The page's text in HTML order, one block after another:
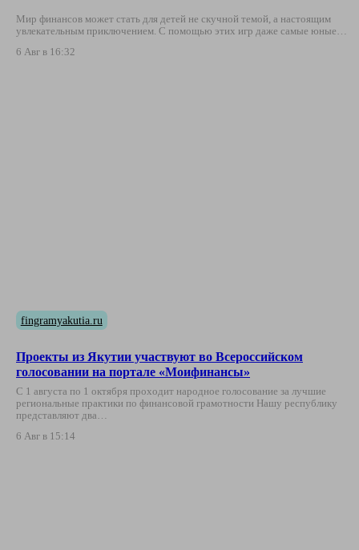
Мир финансов может стать для детей не скучной темой, а настоящим
увлекательным приключением. С помощью этих игр даже самые юные…
6 Авг в 16:32
fingramyakutia.ru
Проекты из Якутии участвуют во Всероссийском
голосовании на портале «Моифинансы»
С 1 августа по 1 октября проходит народное голосование за лучшие
региональные практики по финансовой грамотности Нашу республику
представляют два…
6 Авг в 15:14